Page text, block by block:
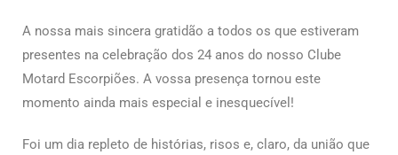
A nossa mais sincera gratidão a todos os que estiveram
presentes na celebração dos 24 anos do nosso Clube
Motard Escorpiões. A vossa presença tornou este
momento ainda mais especial e inesquecível!
Foi um dia repleto de histórias, risos e, claro, da união que